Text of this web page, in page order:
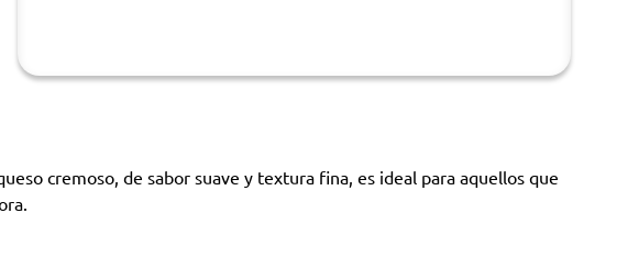
cremoso, de sabor suave y textura fina, es ideal para aquellos que